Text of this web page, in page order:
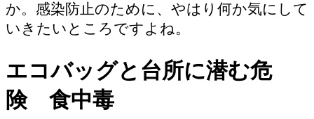
か。感染防止のために、やはり何か気にして
いきたいところですよね。
エコバッグと台所に潜む危
険 食中毒